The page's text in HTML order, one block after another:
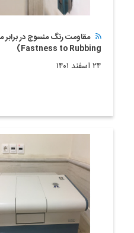
Fastness to Rubbing)
۲۴ اسفند ۱۴۰۱